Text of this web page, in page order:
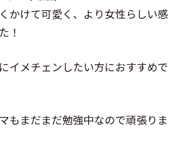
かけて可愛く、より女性らしい感
！
イメチェンしたい方におすすめで
もまだまだ勉強中なので頑張りま